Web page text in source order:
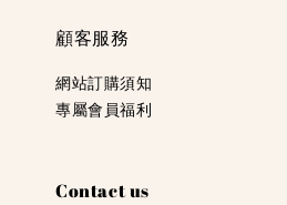
顧客服務
網站訂購須知
專屬會員福利
Contact us